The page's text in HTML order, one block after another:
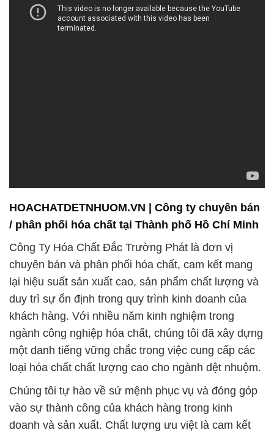
HOACHATDETNHUOM.VN | Công ty chuyên bán
/ phân phối hóa chất tại Thành phố Hồ Chí Minh
Công Ty Hóa Chất Đắc Trường Phát là đơn vị
chuyên bán và phân phối hóa chất, cam kết mang
lại hiệu suất sản xuất cao, sản phẩm chất lượng và
duy trì sự ổn định trong quy trình kinh doanh của
khách hàng. Với nhiều năm kinh nghiệm trong
ngành công nghiệp hóa chất, chúng tôi đã xây dựng
một danh tiếng vững chắc trong việc cung cấp các
loại hóa chất chất lượng cao cho ngành dệt nhuộm.
Chúng tôi tự hào về sứ mệnh phục vụ và đóng góp
vào sự thành công của khách hàng trong kinh
doanh và sản xuất. Chất lượng ưu việt là cam kết